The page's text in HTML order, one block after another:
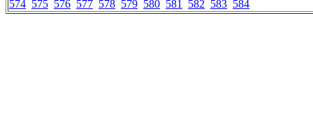
574 575 576 577 578 579 580 581 582 583 584